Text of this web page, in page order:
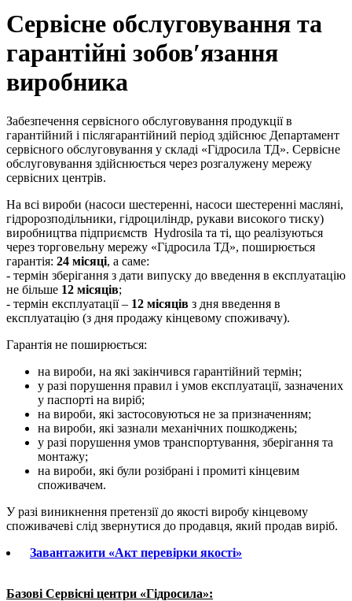
Сервісне обслуговування та
гарантійні зобов′язання
виробника
Забезпечення сервісного обслуговування продукції в
гарантійний і післягарантійний період здійснює Департамент
сервісного обслуговування у складі «Гідросила ТД». Сервісне
обслуговування здійснюється через розгалужену мережу
сервісних центрів.
На всі вироби (насоси шестеренні, насоси шестеренні масляні,
гідророзподільники, гідроциліндр, рукави високого тиску)
виробництва підприємств Hydrosila та ті, що реалізуються
через торговельну мережу «Гідросила ТД», поширюється
гарантія: 24 місяці, а саме:
- термін зберігання з дати випуску до введення в експлуатацію
не більше 12 місяців;
- термін експлуатації – 12 місяців з дня введення в
експлуатацію (з дня продажу кінцевому споживачу).
Гарантія не поширюється:
на вироби, на які закінчився гарантійний термін;
у разі порушення правил і умов експлуатації, зазначених
у паспорті на виріб;
на вироби, які застосовуються не за призначенням;
на вироби, які зазнали механічних пошкоджень;
у разі порушення умов транспортування, зберігання та
монтажу;
на вироби, які були розібрані і промиті кінцевим
споживачем.
У разі виникнення претензії до якості виробу кінцевому
споживачеві слід звернутися до продавця, який продав виріб.
Завантажити «Акт перевірки якості»
Базові Сервісні центри «Гідросила»: